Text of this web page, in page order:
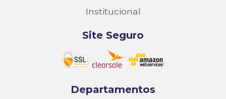
Institucional
Site Seguro
Departamentos